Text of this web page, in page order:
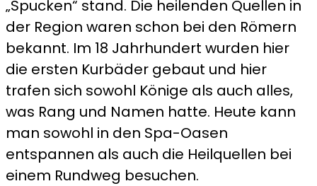
„Spucken“ stand. Die heilenden Quellen in
der Region waren schon bei den Römern
bekannt. Im 18 Jahrhundert wurden hier
die ersten Kurbäder gebaut und hier
trafen sich sowohl Könige als auch alles,
was Rang und Namen hatte. Heute kann
man sowohl in den Spa-Oasen
entspannen als auch die Heilquellen bei
einem Rundweg besuchen.